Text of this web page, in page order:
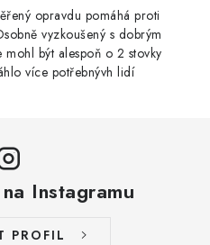
opravdu pomáhá proti
vyzkoušený s dobrým
být alespoň o 2 stovky
více potřebnývh lidí
Instagramu
PROFIL